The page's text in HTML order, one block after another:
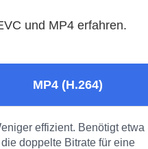
und MP4 erfahren.
MP4 (H.264)
effizient. Benötigt etwa
die doppelte Bitrate für eine